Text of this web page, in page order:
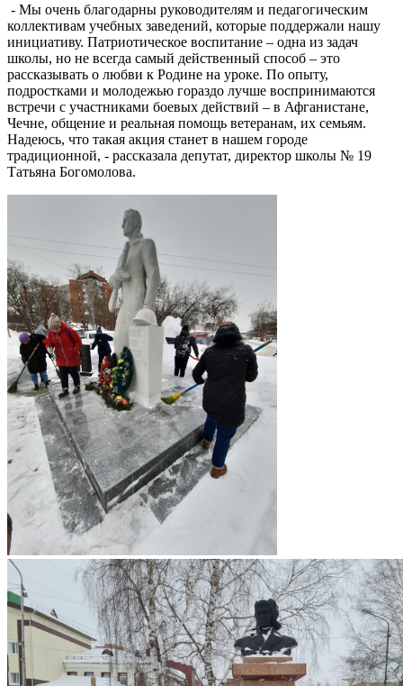
- Мы очень благодарны руководителям и педагогическим
коллективам учебных заведений, которые поддержали нашу
инициативу. Патриотическое воспитание – одна из задач
школы, но не всегда самый действенный способ – это
рассказывать о любви к Родине на уроке. По опыту,
подростками и молодежью гораздо лучше воспринимаются
встречи с участниками боевых действий – в Афганистане,
Чечне, общение и реальная помощь ветеранам, их семьям.
Надеюсь, что такая акция станет в нашем городе
традиционной, - рассказала депутат, директор школы № 19
Татьяна Богомолова.